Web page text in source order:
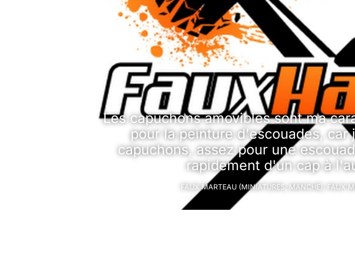
Les capuchons amovibles sont ma
pour la peinture d'escouades,
capuchons, assez pour une
rapidement d'un cap à
FAUX MARTEAU (MINIATURES, MANCHE), FAUX